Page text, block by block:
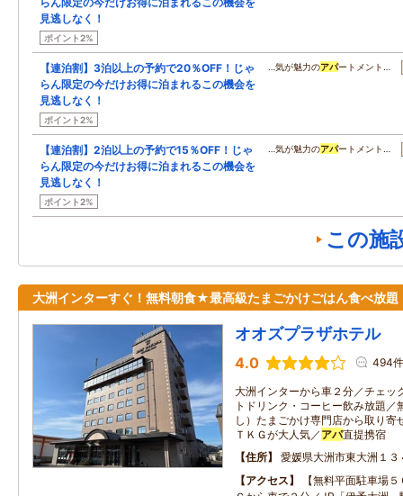
見逃しなく！
ポイント2%
【連泊割】3泊以上の予約で20％OFF！じゃ
らん限定の今だけお得に泊まれるこの機会を
見逃しなく！
ポイント2%
…気が魅力のアパートメント…
【連泊割】2泊以上の予約で15％OFF！じゃ
らん限定の今だけお得に泊まれるこの機会を
見逃しなく！
ポイント2%
…気が魅力のアパートメント…
この施
大洲インターすぐ！無料朝食★最高級たまごかけごはん食べ放題
オオズプラザホテル
4.0 494件
大洲インターから車２分／チェッ
トドリンク・コーヒー飲み放題
し）たまごかけ専門店から取り寄
ＴＫＧが大人気／ アパ直提携宿
住所
愛媛県大洲市東大洲１３
アクセス
【無料平面駐車場